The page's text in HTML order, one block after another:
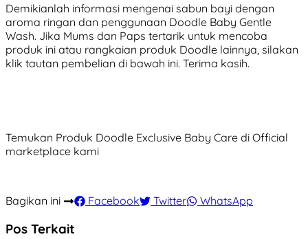
Demikianlah informasi mengenai sabun bayi dengan
aroma ringan dan penggunaan Doodle Baby Gentle
Wash. Jika Mums dan Paps tertarik untuk mencoba
produk ini atau rangkaian produk Doodle lainnya, silakan
klik tautan pembelian di bawah ini. Terima kasih.
Temukan Produk Doodle Exclusive Baby Care di Official
marketplace kami
Bagikan ini Facebook Twitter WhatsApp
Pos Terkait